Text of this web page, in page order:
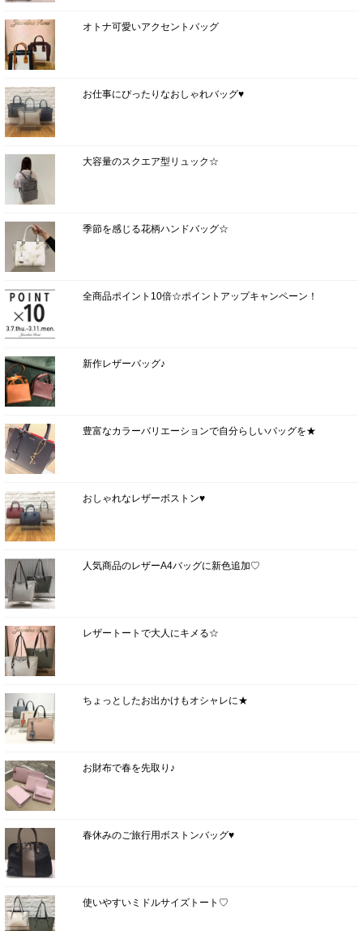
オトナ可愛いアクセントバッグ
お仕事にぴったりなおしゃれバッグ♥
大容量のスクエア型リュック☆
季節を感じる花柄ハンドバッグ☆
全商品ポイント10倍☆ポイントアップキャンペーン！
新作レザーバッグ♪
豊富なカラーバリエーションで自分らしいバッグを★
おしゃれなレザーボストン♥
人気商品のレザーA4バッグに新色追加♡
レザートートで大人にキメる☆
ちょっとしたお出かけもオシャレに★
お財布で春を先取り♪
春休みのご旅行用ボストンバッグ♥
使いやすいミドルサイズトート♡